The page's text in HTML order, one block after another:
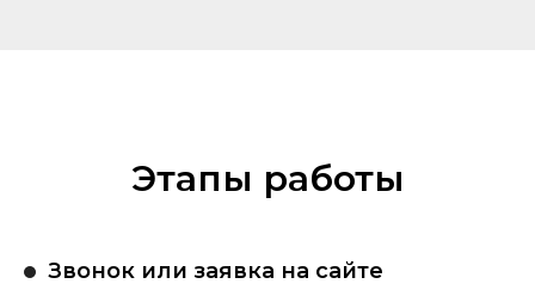
Этапы работы
Звонок или заявка на сайте